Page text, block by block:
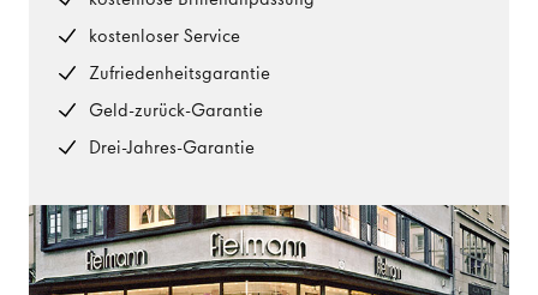
kostenloser Service
Zufriedenheitsgarantie
Geld-zurück-Garantie
Drei-Jahres-Garantie